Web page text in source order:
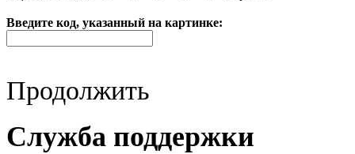
Введите код, указанный на картинке:
Продолжить
Служба поддержки